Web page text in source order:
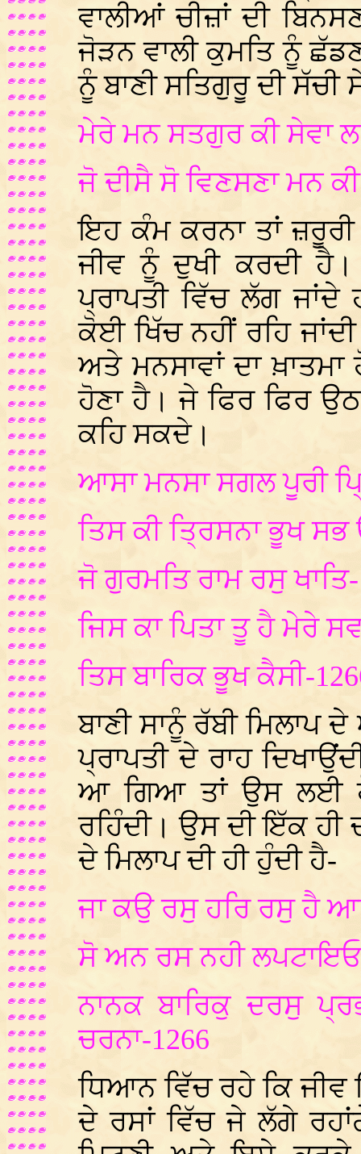
ਵਾਲੀਆਂ ਚੀਜ਼ਾਂ ਦੀ
ਜੋੜਨ ਵਾਲੀ ਕੁਮਤਿ ਨੂੰ
ਨੂੰ ਬਾਣੀ ਸਤਿਗੁਰੂ ਦੀ ਸੱਚੀ
ਮੇਰੇ ਮਨ ਸਤਗੁਰ ਕੀ ਸੇਵਾ
ਜੋ ਦੀਸੈ ਸੋ ਵਿਣਸਣਾ ਮਨ
ਇਹ ਕੰਮ ਕਰਨਾ ਤਾਂ ਜ਼ਰੂਰੀ
ਜੀਵ ਨੂੰ ਦੁਖੀ ਕਰਦੀ
ਪ੍ਰਾਪਤੀ ਵਿੱਚ ਲੱਗ ਜਾਂਦੇ
ਕੋਈ ਖਿੱਚ ਨਹੀਂ ਰਹਿ
ਅਤੇ ਮਨਸਾਵਾਂ ਦਾ ਖ਼ਾਤਮਾ
ਹੋਣਾ ਹੈ। ਜੇ ਫਿਰ ਫਿਰ
ਕਹਿ ਸਕਦੇ।
ਆਸਾ ਮਨਸਾ ਸਗਲ ਪੂਰੀ
ਤਿਸ ਕੀ ਤ੍ਰਿਸਨਾ ਭੂਖ ਸਭ
ਜੋ ਗੁਰਮਤਿ ਰਾਮ ਰਸੁ
ਜਿਸ ਕਾ ਪਿਤਾ ਤੂ ਹੈ ਮੇਰੇ
ਤਿਸ ਬਾਰਿਕ ਭੂਖ ਕੈਸੀ-
ਬਾਣੀ ਸਾਨੂੰ ਰੱਬੀ
ਪ੍ਰਾਪਤੀ ਦੇ ਰਾਹ
ਆ ਗਿਆ ਤਾਂ ਉਸ ਲਈ
ਰਹਿੰਦੀ। ਉਸ ਦੀ ਇੱਕ ਹੀ
ਦੇ ਮਿਲਾਪ ਦੀ ਹੀ ਹੁੰਦੀ ਹੈ-
ਜਾ ਕਉ ਰਸੁ ਹਰਿ ਰਸੁ ਹੈ
ਸੋ ਅਨ ਰਸ ਨਹੀ
ਨਾਨਕ ਬਾਰਿਕੁ ਦਰਸੁ
ਚਰਨਾ-1266
ਧਿਆਨ ਵਿੱਚ ਰਹੇ ਕਿ
ਦੇ ਰਸਾਂ ਵਿੱਚ ਜੇ ਲੱਗੇ